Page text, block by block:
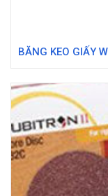
BĂNG KEO GIẤY